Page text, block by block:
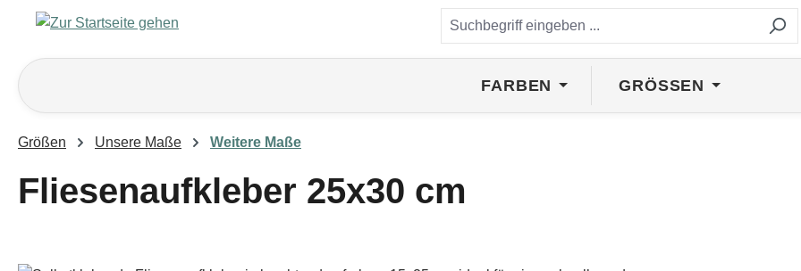
Hauptinhalt springen
Zur Suche springen
Zur Hauptnavigation springen
FARBEN GRÖSSEN
Größen Unsere Maße Weitere Maße
Fliesenaufkleber 25x30 cm